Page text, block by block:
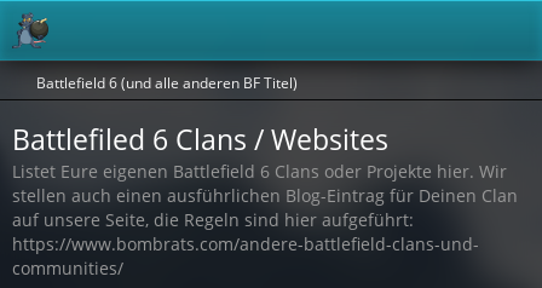
Battlefield 6 (und alle anderen BF Titel)
Battlefiled 6 Clans / Websites
Listet Eure eigenen Battlefield 6 Clans oder Projekte hier. Wir
stellen auch einen ausführlichen Blog-Eintrag für Deinen Clan
auf unsere Seite, die Regeln sind hier aufgeführt:
https://www.bombrats.com/andere-battlefield-clans-und-
communities/